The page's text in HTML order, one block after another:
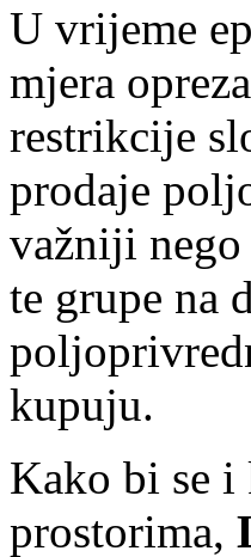
U vrijeme
mjera
restrikcije
prodaje
važniji
te grupe na
kupuju.
Kako bi se
prostorima,